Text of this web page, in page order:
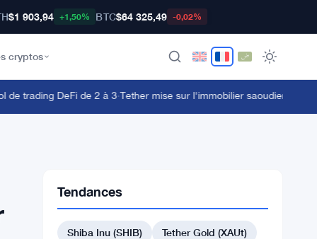
$1 903,94 +1,50% BTC$64 325,49 -0,02%
cryptos
trading DeFi de 2 à 3 ·Tether mise sur l'immobilier saoudien avec la
Tendances
Shiba Inu (SHIB)
Tether Gold (XAUt)